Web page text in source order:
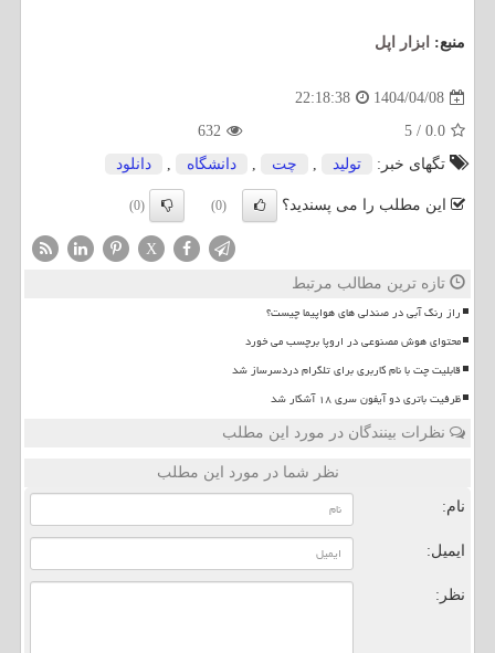
منبع: ابزار اپل
1404/04/08
22:18:38
0.0
/
5
632
تگهای خبر:
تولید , چت , دانشگاه , دانلود
این مطلب را می پسندید؟ (0)
(0)
X
تازه ترین مطالب مرتبط
راز رنگ آبی در صندلی های هواپیما چیست؟
محتوای هوش مصنوعی در اروپا برچسب می خورد
قابلیت چت با نام کاربری برای تلگرام دردسرساز شد
ظرفیت باتری دو آیفون سری ۱۸ آشکار شد
نظرات بینندگان در مورد این مطلب
نظر شما در مورد این مطلب
نام:
ایمیل:
نظر: